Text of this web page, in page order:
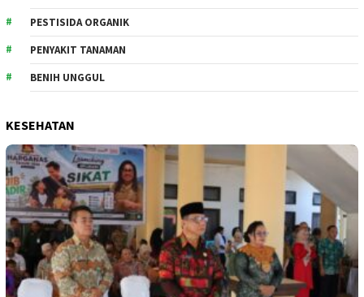
PESTISIDA ORGANIK
PENYAKIT TANAMAN
BENIH UNGGUL
KESEHATAN